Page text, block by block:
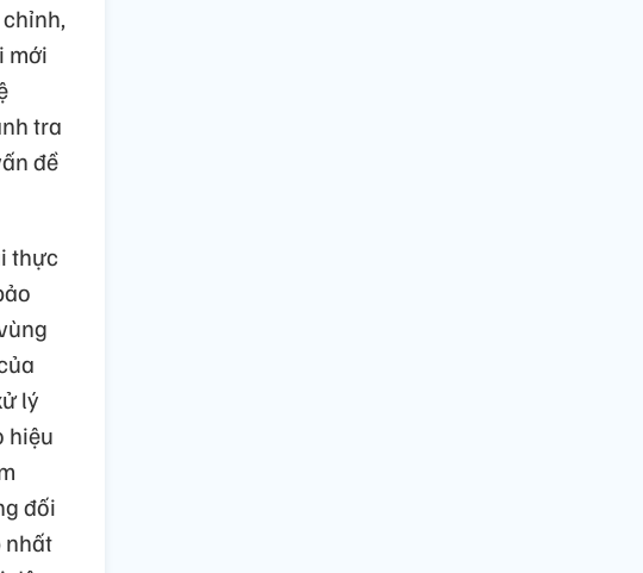
mới
tra
đề
thực
lý
hiệu
đối
nhất